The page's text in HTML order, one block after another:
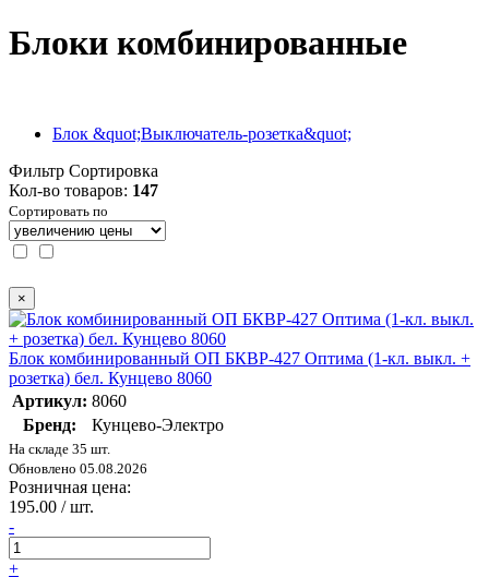
Блоки комбинированные
Блок &quot;Выключатель-розетка&quot;
Фильтр Сортировка
Кол-во товаров: 147
Сортировать по
×
Блок комбинированный ОП БКВР-427 Оптима (1-кл. выкл. +
розетка) бел. Кунцево 8060
Артикул: 8060
Бренд:
Кунцево-Электро
На складе 35 шт.
Обновлено 05.08.2026
Розничная цена:
195.00 / шт.
-
+